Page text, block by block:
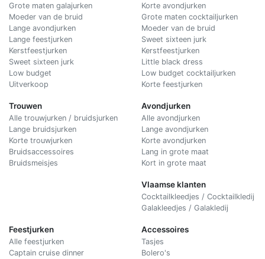
Grote maten galajurken
Moeder van de bruid
Lange avondjurken
Lange feestjurken
Kerstfeestjurken
Sweet sixteen jurk
Low budget
Uitverkoop
Trouwen
Alle trouwjurken / bruidsjurken
Lange bruidsjurken
Korte trouwjurken
Bruidsaccessoires
Bruidsmeisjes
Korte avondjurken
Grote maten cocktailjurken
Moeder van de bruid
Sweet sixteen jurk
Kerstfeestjurken
Little black dress
Low budget cocktailjurken
Korte feestjurken
Avondjurken
Alle avondjurken
Lange avondjurken
Korte avondjurken
Lang in grote maat
Kort in grote maat
Vlaamse klanten
Cocktailkleedjes / Cocktailkledij
Galakleedjes / Galakledij
Feestjurken
Alle feestjurken
Captain cruise dinner
Accessoires
Tasjes
Bolero's